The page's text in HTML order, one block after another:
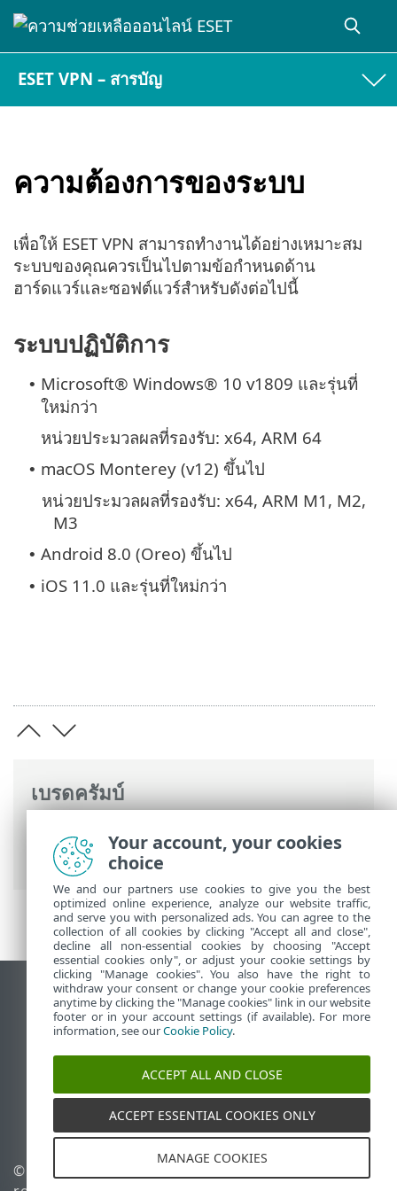
ESET VPN – สารบัญ
ความต้องการของระบบ
เบรดครัมบ์
ความช่วยเหลือออนไลน์ ESET ESET VPN
ESET VPN
> ความต้องการของระบบ
เพื่อให้ ESET VPN สามารถทำงานได้อย่างเหมาะสม
ระบบของคุณควรเป็นไปตามข้อกำหนดด้าน
ฮาร์ดแวร์และซอฟต์แวร์สำหรับดังต่อไปนี้
ระบบปฏิบัติการ
• Microsoft® Windows® 10 v1809 และรุ่นที่
ใหม่กว่า
หน่วยประมวลผลที่รองรับ: x64, ARM 64
• macOS Monterey (v12) ขึ้นไป
หน่วยประมวลผลที่รองรับ: x64, ARM M1, M2,
M3
• Android 8.0 (Oreo) ขึ้นไป
• iOS 11.0 และรุ่นที่ใหม่กว่า
ดูไซต์เดสก์ท็อป
End of Life
ESET Status Portal
ฝ่ายสนับสนุนประจำภูมิภาค
© 1992 - 2026 ESET, spol. s
จัดการคุกกี้
Your account, your cookies
choice
We and our partners use cookies to give you the best
optimized online experience, analyze our website traffic,
and serve you with personalized ads. You can agree to the
collection of all cookies by clicking "Accept all and close",
decline all non-essential cookies by choosing "Accept
essential cookies only", or adjust your cookie settings by
clicking "Manage cookies". You also have the right to
withdraw your consent or change your cookie preferences
anytime by clicking the "Manage cookies" link in our website
footer or in your account settings (if available). For more
information, see ourCookie Policy.
ACCEPT ALL AND CLOSE
ACCEPT ESSENTIAL COOKIES ONLY
MANAGE COOKIES